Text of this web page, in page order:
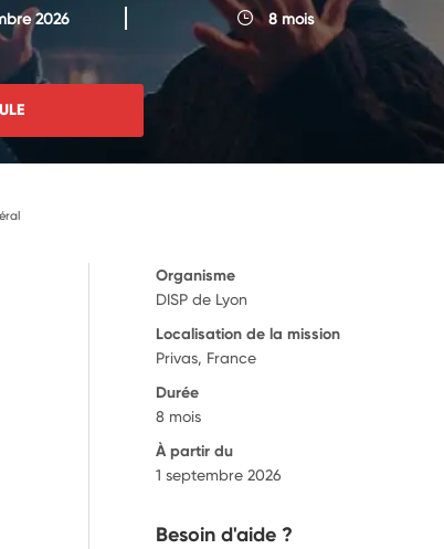
2026 8 mois
Organisme
DISP de Lyon
Localisation de la mission
Privas, France
Durée
8 mois
À partir du
1 septembre 2026
Besoin d'aide ?